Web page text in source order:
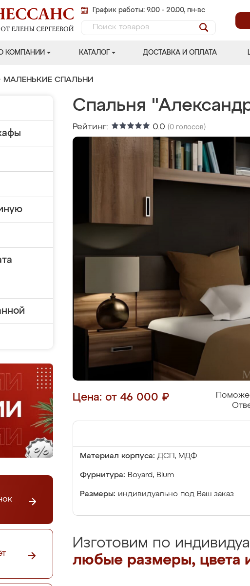
График работы: 9.00 - 20.00, пн-вс
КОМПАНИИ КАТАЛОГ ДОСТАВКА И ОПЛАТА
МАЛЕНЬКИЕ СПАЛЬНИ
Спальня
Рейтинг: 0.0 (0 голосов)
Цена: от 46 000 ₽
Материал корпуса: ДСП, МДФ
Фурнитура: Boyard, Blum
Размеры: индивидуально под Ваш заказ
Изготовим по
любые размеры, цвета